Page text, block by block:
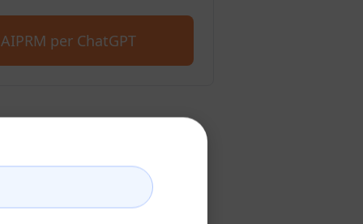
per ChatGPT